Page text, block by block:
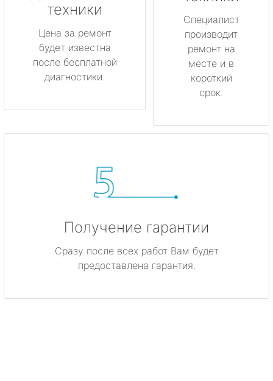
техники
Цена за ремонт
будет известна
после бесплатной
диагностики.
Специалист
производит
ремонт на
месте и в
короткий
срок.
Получение гарантии
Сразу после всех работ Вам будет
предоставлена гарантия.